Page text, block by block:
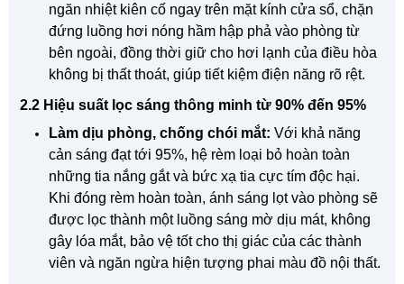
ngăn nhiệt kiên cố ngay trên mặt kính cửa sổ, chặn
đứng luồng hơi nóng hầm hập phả vào phòng từ
bên ngoài, đồng thời giữ cho hơi lạnh của điều hòa
không bị thất thoát, giúp tiết kiệm điện năng rõ rệt.
2.2 Hiệu suất lọc sáng thông minh từ 90% đến 95%
Làm dịu phòng, chống chói mắt: Với khả năng
cản sáng đạt tới 95%, hệ rèm loại bỏ hoàn toàn
những tia nắng gắt và bức xạ tia cực tím độc hại.
Khi đóng rèm hoàn toàn, ánh sáng lọt vào phòng sẽ
được lọc thành một luồng sáng mờ dịu mát, không
gây lóa mắt, bảo vệ tốt cho thị giác của các thành
viên và ngăn ngừa hiện tượng phai màu đồ nội thất.